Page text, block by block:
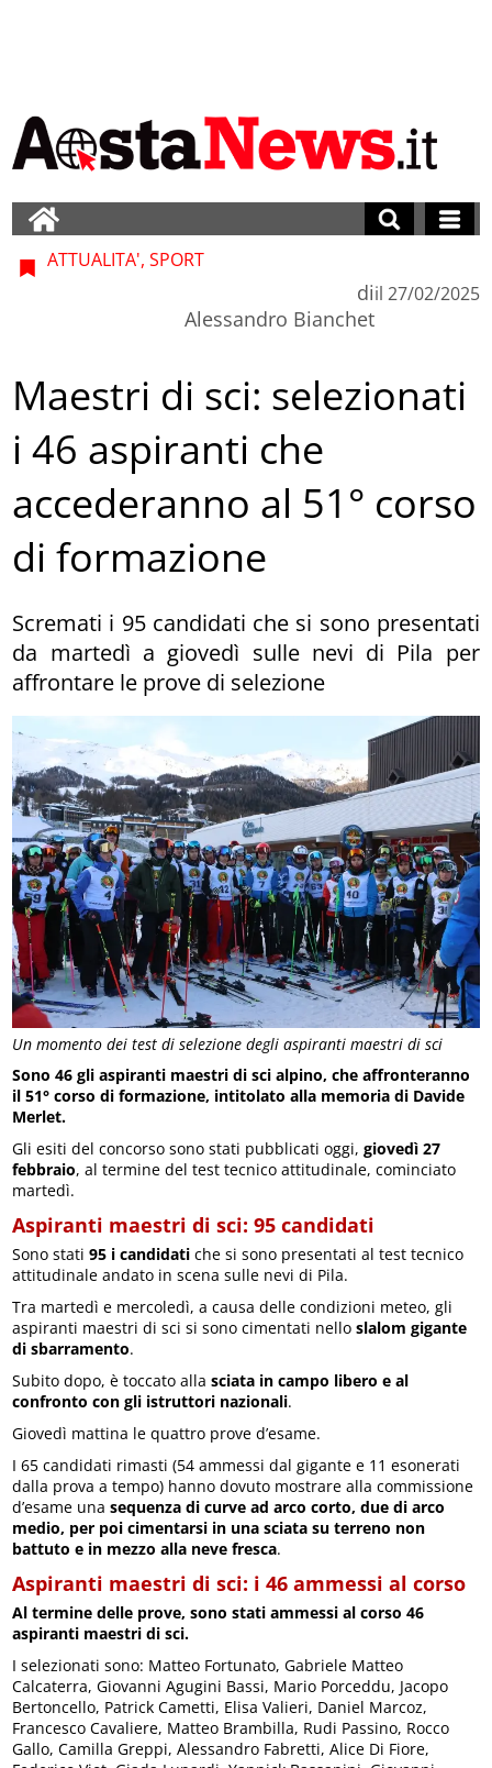
Un momento dei test di selezione degli aspiranti maestri di sci
ATTUALITA', SPORT
di
Alessandro Bianchet
il 27/02/2025
Maestri di sci: selezionati
i 46 aspiranti che
accederanno al 51° corso
di formazione
Scremati i 95 candidati che si sono presentati
da martedì a giovedì sulle nevi di Pila per
affrontare le prove di selezione
Sono 46 gli aspiranti maestri di sci alpino, che affronteranno
il 51° corso di formazione, intitolato alla memoria di Davide
Merlet.
Gli esiti del concorso sono stati pubblicati oggi,giovedì 27
febbraio, al termine del test tecnico attitudinale, cominciato
martedì.
Aspiranti maestri di sci: 95 candidati
Sono stati95 i candidati che si sono presentati al test tecnico
attitudinale andato in scena sulle nevi di Pila.
Tra martedì e mercoledì, a causa delle condizioni meteo, gli
aspiranti maestri di sci si sono cimentati nelloslalom gigante
di sbarramento.
Subito dopo, è toccato allasciata in campo libero e al
confronto con gli istruttori nazionali.
Giovedì mattina le quattro prove d’esame.
I 65 candidati rimasti (54 ammessi dal gigante e 11 esonerati
dalla prova a tempo) hanno dovuto mostrare alla commissione
d’esame unasequenza di curve ad arco corto, due di arco
medio, per poi cimentarsi in una sciata su terreno non
battuto e in mezzo alla neve fresca.
Aspiranti maestri di sci: i 46 ammessi al corso
Al termine delle prove, sono stati ammessi al corso 46
aspiranti maestri di sci.
I selezionati sono: Matteo Fortunato, Gabriele Matteo
Calcaterra, Giovanni Agugini Bassi, Mario Porceddu, Jacopo
Bertoncello, Patrick Cametti, Elisa Valieri, Daniel Marcoz,
Francesco Cavaliere, Matteo Brambilla, Rudi Passino, Rocco
Gallo, Camilla Greppi, Alessandro Fabretti, Alice Di Fiore,